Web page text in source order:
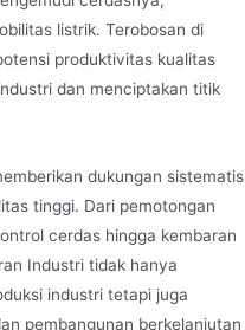
listrik. Terobosan di
produktivitas kualitas
dan menciptakan titik
dukungan sistematis
tinggi. Dari pemotongan
cerdas hingga kembaran
Industri tidak hanya
industri tetapi juga
pembangunan berkelanjutan